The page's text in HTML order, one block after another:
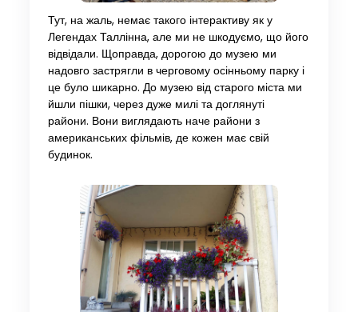
Тут, на жаль, немає такого інтерактиву як у
Легендах Таллінна, але ми не шкодуємо, що його
відвідали. Щоправда, дорогою до музею ми
надовго застрягли в черговому осінньому парку і
це було шикарно. До музею від старого міста ми
йшли пішки, через дуже милі та доглянуті
райони. Вони виглядають наче райони з
американських фільмів, де кожен має свій
будинок.